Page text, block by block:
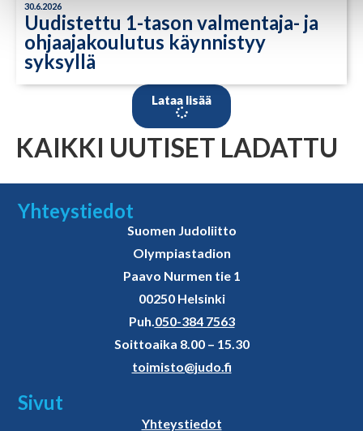
30.6.2026
Uudistettu 1-tason valmentaja- ja
ohjaajakoulutus käynnistyy
syksyllä
Lataa lisää
KAIKKI UUTISET LADATTU
Yhteystiedot
Suomen Judoliitto
Olympiastadion
Paavo Nurmen tie 1
00250 Helsinki
Puh.050-384 7563
Soittoaika 8.00 – 15.30
toimisto@judo.fi
Sivut
Yhteystiedot